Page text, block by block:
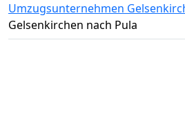
Umzugsunternehmen
Gelsenkirchen nach Pula